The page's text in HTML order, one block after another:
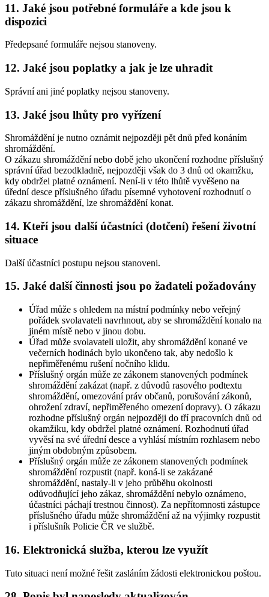
11. Jaké jsou potřebné formuláře a kde jsou k
dispozici
Předepsané formuláře nejsou stanoveny.
12. Jaké jsou poplatky a jak je lze uhradit
Správní ani jiné poplatky nejsou stanoveny.
13. Jaké jsou lhůty pro vyřízení
Shromáždění je nutno oznámit nejpozději pět dnů před konáním
shromáždění.
O zákazu shromáždění nebo době jeho ukončení rozhodne příslušný
správní úřad bezodkladně, nejpozději však do 3 dnů od okamžku,
kdy obdržel platné oznámení. Není-li v této lhůtě vyvěšeno na
úřední desce příslušného úřadu písemné vyhotovení rozhodnutí o
zákazu shromáždění, lze shromáždění konat.
14. Kteří jsou další účastníci (dotčení) řešení životní
situace
Další účastníci postupu nejsou stanoveni.
15. Jaké další činnosti jsou po žadateli požadovány
Úřad může s ohledem na místní podmínky nebo veřejný
pořádek svolavateli navrhnout, aby se shromáždění konalo na
jiném místě nebo v jinou dobu.
Úřad může svolavateli uložit, aby shromáždění konané ve
večerních hodinách bylo ukončeno tak, aby nedošlo k
nepřiměřenému rušení nočního klidu.
Příslušný orgán může ze zákonem stanovených podmínek
shromáždění zakázat (např. z důvodů rasového podtextu
shromáždění, omezování práv občanů, porušování zákonů,
ohrožení zdraví, nepřiměřeného omezení dopravy). O zákazu
rozhodne příslušný orgán nejpozději do tří pracovních dnů od
okamžiku, kdy obdržel platné oznámení. Rozhodnutí úřad
vyvěsí na své úřední desce a vyhlásí místním rozhlasem nebo
jiným obdobným způsobem.
Příslušný orgán může ze zákonem stanovených podmínek
shromáždění rozpustit (např. koná-li se zakázané
shromáždění, nastaly-li v jeho průběhu okolnosti
odůvodňující jeho zákaz, shromáždění nebylo oznámeno,
účastníci páchají trestnou činnost). Za nepřítomnosti zástupce
příslušného úřadu může shromáždění až na výjimky rozpustit
i příslušník Policie ČR ve službě.
16. Elektronická služba, kterou lze využít
Tuto situaci není možné řešit zasláním žádosti elektronickou poštou.